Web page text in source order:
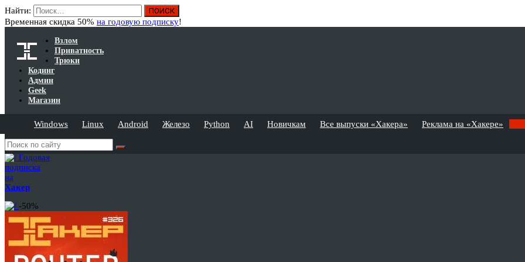
Найти:
Временная скидка 50% на годовую подписку!
Взлом
Приватность
Трюки
Кодинг
Админ
Geek
Магазин
Windows Linux Android Железо Python AI Новичкам Все выпуски «Хакера» Реклама на «Хакере»
Годовая
подписка
на
Хакер
-50%